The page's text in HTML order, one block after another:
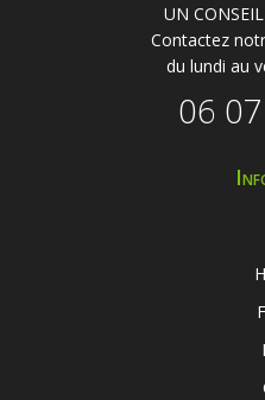
UN
Contactez
du lundi au
06